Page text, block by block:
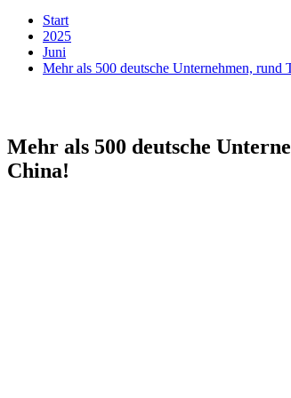
Start
2025
Juni
Mehr als 500 deutsche Unternehmen, rund
Mehr als 500 deutsche
China!